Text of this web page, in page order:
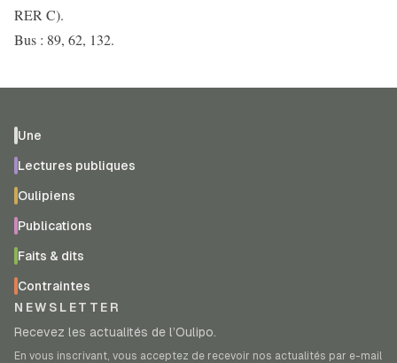
RER C).
Bus : 89, 62, 132.
Une
Lectures publiques
Oulipiens
Publications
Faits & dits
Contraintes
NEWSLETTER
Recevez les actualités de l’Oulipo.
En vous inscrivant, vous acceptez de recevoir nos actualités par e-mail